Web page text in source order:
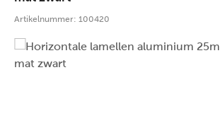
Artikelnummer: 100420